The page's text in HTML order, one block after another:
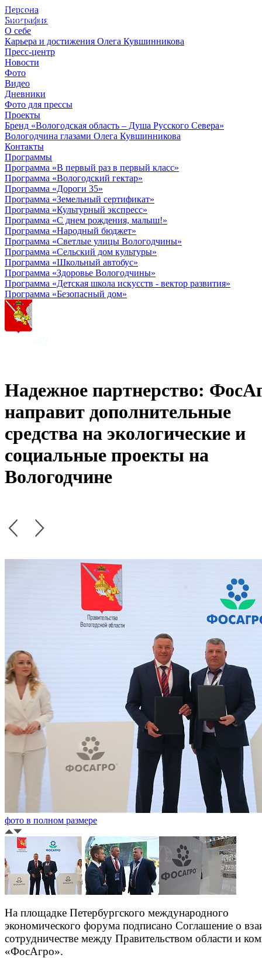
Персона
Биография
О себе
Карьера и достижения Олега Кувшинникова
Пресс-центр
Новости
Фото
Видео
Дневники
Фото для прессы
Проекты
Бренд «Вологодская область – Душа Русского Севера»
Вологодчина глазами Олега Кувшинникова
Контакты
Программы
Программа «В первый раз в первый класс»
Программа «Вологодский гектар»
Программа «Дороги 35»
Программа «Земельный сертификат»
Программа «Культурный экспресс»
Программа «С днем рождения, малыш!»
Программа «Народный бюджет»
Программа «Светлые улицы Вологодчины»
Программа «Сельский дом культуры»
Программа «Школьный автобус»
Программа «Здоровье Вологодчины»
Программа «Детская школа искусств - вектор развития»
Программа «Безопасный дом»
Надежное партнерство:
направит дополнительные
средства на экологические и
социальные проекты на
Вологодчине
фото в полном размере
На площадке Петербургского международного
экономического форума подписано Соглашение о
сотрудничестве между Правительством области и
«ФосАгро».
© 2012 - 2023,
КУВШИННИКОВ О.А.